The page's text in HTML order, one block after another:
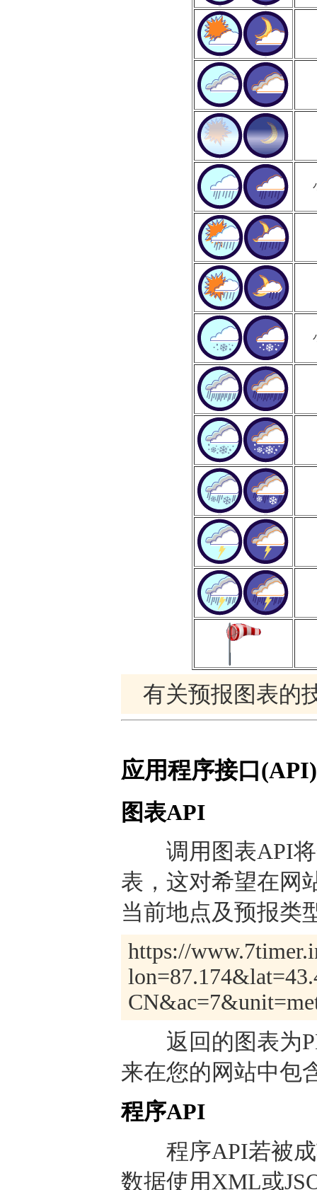
有关预报图表的
应用程序接口(API)
图表API
调用图表API将
表，这对希望在网
当前地点及预报类
https://
返回的图表为
来在您的网站中包
程序API
程序API若被成
数据使用XML或